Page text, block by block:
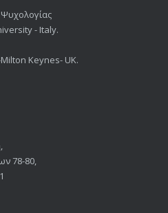
- Italy.
Keynes- UK.
78-80,